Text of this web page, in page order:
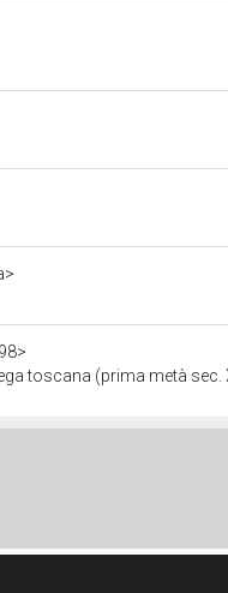
toscana (prima metà sec.